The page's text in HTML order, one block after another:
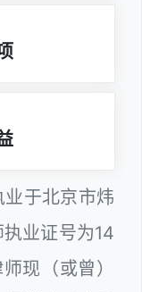
于北京市炜
业证号为14
现（或曾）